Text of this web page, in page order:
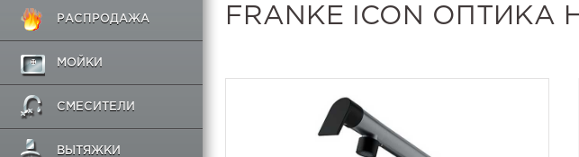
РАСПРОДАЖА
МОЙКИ
СМЕСИТЕЛИ
ВЫТЯЖКИ
FRANKE ICON ОПТИКА